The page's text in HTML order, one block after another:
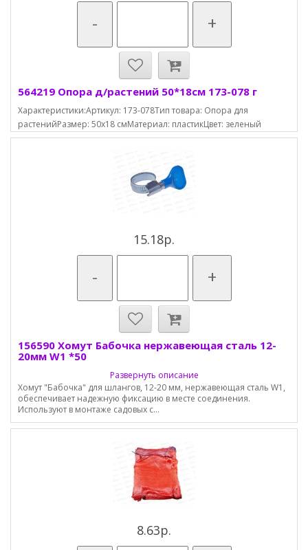
- +
564219 Опора д/растений 50*18см 173-078 г
Характеристики:Артикул: 173-078Тип товара: Опора для
растенийРазмер: 50х18 смМатериал: пластикЦвет: зеленый
15.18р.
- +
156590 Хомут Бабочка нержавеющая сталь 12-
20мм W1 *50
Развернуть описание
Хомут "Бабочка" для шлангов, 12-20 мм, нержавеющая сталь W1,
обеспечивает надежную фиксацию в месте соединения.
Используют в монтаже садовых с...
8.63р.